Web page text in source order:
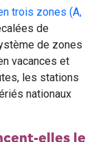
trois zones (A,
de
de zones
vacances et
les stations
nationaux